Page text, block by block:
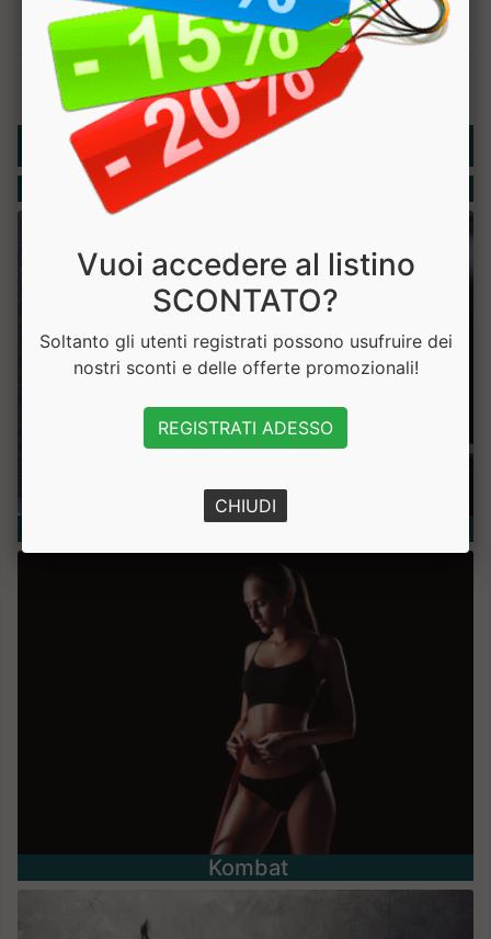
Rubriche
Nutrizione e Benessere
Kombat
Vuoi accedere al listino
SCONTATO?
Soltanto gli utenti registrati possono usufruire dei
nostri sconti e delle offerte promozionali!
REGISTRATI ADESSO
CHIUDI